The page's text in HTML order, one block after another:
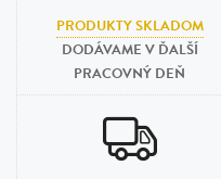
PRODUKTY SKLADOM
DODÁVAME V ĎALŠÍ
PRACOVNÝ DEŇ